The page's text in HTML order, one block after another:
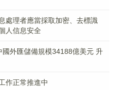
處理者應當採取加密、去標識
人信息安全
國外匯儲備規模34188億美元 升
作正常推進中